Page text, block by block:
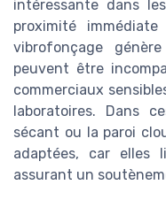
intéressante dans
proximité
vibrofonçage
peuvent être
commerciaux
laboratoires. Dans
sécant ou la paroi
adaptées, car elles
assurant un